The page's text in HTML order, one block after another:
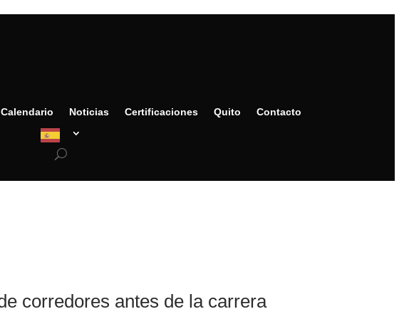
Calendario Noticias Certificaciones Quito Contacto
corredores antes de la carrera